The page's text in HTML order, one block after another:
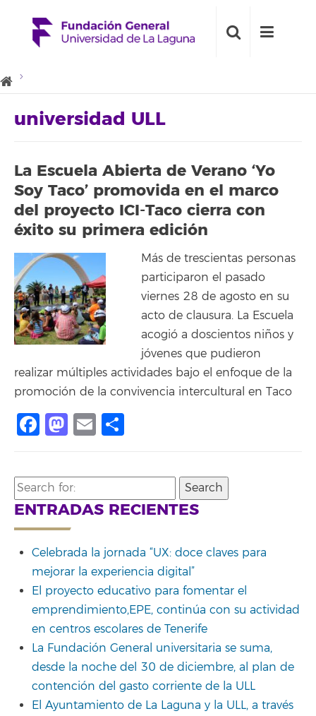
universidad ULL
La Escuela Abierta de Verano ‘Yo
Soy Taco’ promovida en el marco
del proyecto ICI-Taco cierra con
éxito su primera edición
Más de trescientas personas
participaron el pasado
viernes 28 de agosto en su
acto de clausura. La Escuela
acogió a doscientos niños y
jóvenes que pudieron
realizar múltiples actividades bajo el enfoque de la
promoción de la convivencia intercultural en Taco
Facebook
Mastodon
Email
Search
for:
ENTRADAS RECIENTES
Celebrada la jornada “UX: doce claves para
mejorar la experiencia digital”
El proyecto educativo para fomentar el
emprendimiento,EPE, continúa con su actividad
en centros escolares de Tenerife
La Fundación General universitaria se suma,
desde la noche del 30 de diciembre, al plan de
contención del gasto corriente de la ULL
El Ayuntamiento de La Laguna y la ULL, a través